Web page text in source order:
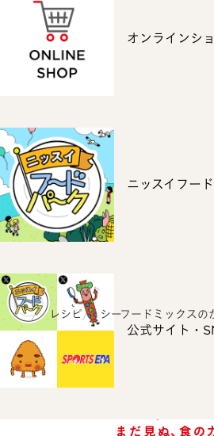
オンラインシ
ニッスイフー
公式サイト・
ホーム レシピ シーフードミックスの